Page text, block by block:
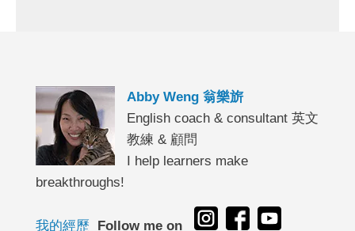
Abby Weng 翁樂旂
English coach & consultant 英文
教練 & 顧問
I help learners make
breakthroughs!
我的經歷 Follow me on